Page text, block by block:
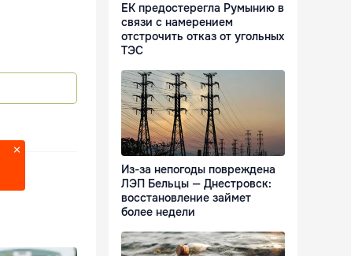
ЕК предостерегла Румынию в
связи с намерением
отстрочить отказ от угольных
ТЭС
Из-за непогоды повреждена
ЛЭП Бельцы — Днестровск:
восстановление займет
более недели